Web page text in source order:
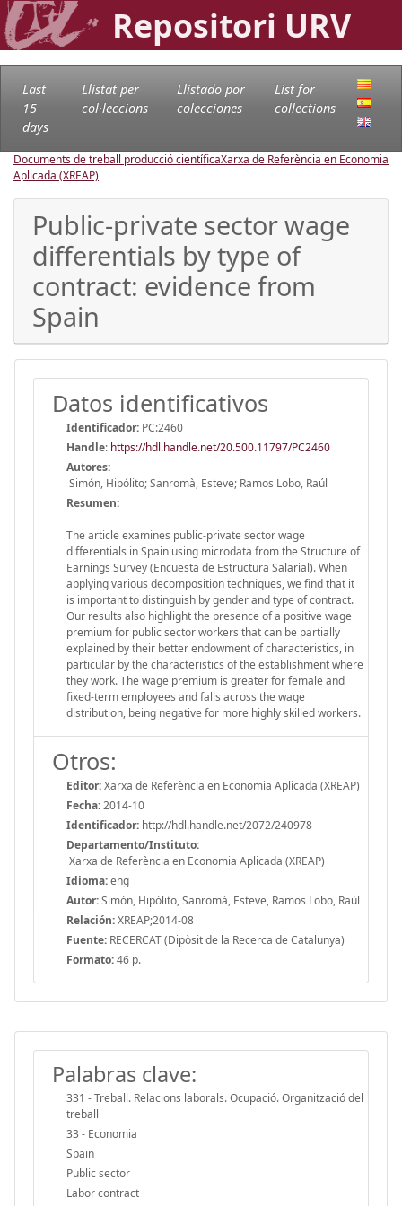
Repositori URV
Last
15
days
Llistat per
col·leccions
Llistado por
colecciones
List for
collections
Documents de treball producció científicaXarxa de Referència en Economia
Aplicada (XREAP)
Public-private sector wage
differentials by type of
contract: evidence from
Spain
Datos identificativos
Identificador: PC:2460
Handle: https://hdl.handle.net/20.500.11797/PC2460
Autores:
Simón, Hipólito; Sanromà, Esteve; Ramos Lobo, Raúl
Resumen:
The article examines public-private sector wage
differentials in Spain using microdata from the Structure of
Earnings Survey (Encuesta de Estructura Salarial). When
applying various decomposition techniques, we find that it
is important to distinguish by gender and type of contract.
Our results also highlight the presence of a positive wage
premium for public sector workers that can be partially
explained by their better endowment of characteristics, in
particular by the characteristics of the establishment where
they work. The wage premium is greater for female and
fixed-term employees and falls across the wage
distribution, being negative for more highly skilled workers.
Otros:
Editor:Xarxa de Referència en Economia Aplicada (XREAP)
Fecha:2014-10
Identificador: http://hdl.handle.net/2072/240978
Departamento/Instituto:
Xarxa de Referència en Economia Aplicada (XREAP)
Idioma:eng
Autor:Simón, Hipólito, Sanromà, Esteve, Ramos Lobo, Raúl
Relación:XREAP;2014-08
Fuente: RECERCAT (Dipòsit de la Recerca de Catalunya)
Formato:46 p.
Palabras clave:
331 - Treball. Relacions laborals. Ocupació. Organització del
treball
33 - Economia
Spain
Public sector
Labor contract